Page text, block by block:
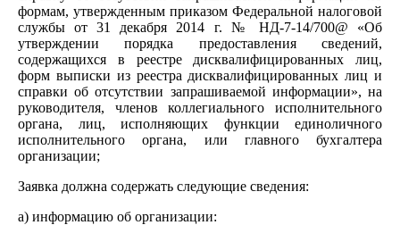
формам, утвержденным приказом Федеральной налоговой
службы от 31 декабря 2014 г. № НД-7-14/700@ «Об
утверждении порядка предоставления сведений,
содержащихся в реестре дисквалифицированных лиц,
форм выписки из реестра дисквалифицированных лиц и
справки об отсутствии запрашиваемой информации», на
руководителя, членов коллегиального исполнительного
органа, лиц, исполняющих функции единоличного
исполнительного органа, или главного бухгалтера
организации;
Заявка должна содержать следующие сведения:
а) информацию об организации: